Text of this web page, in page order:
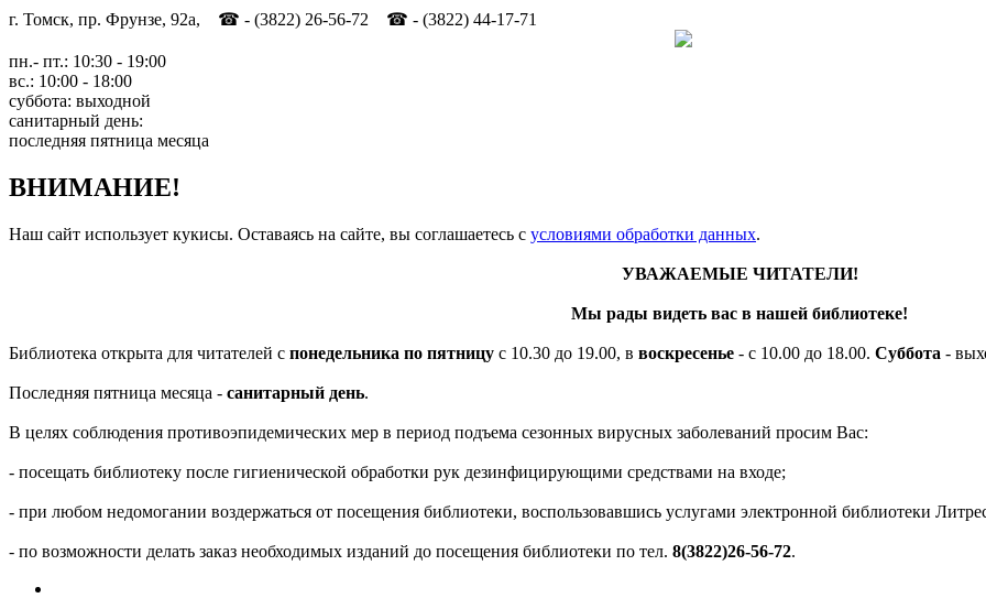
г. Томск, пр. Фрунзе, 92а, ☎ - (3822) 26-56-72 ☎ - (3822) 44-17-71
пн.- пт.: 10:30 - 19:00
вс.: 10:00 - 18:00
суббота: выходной
санитарный день:
последняя пятница месяца
ВНИМАНИЕ!
Наш сайт использует кукисы. Оставаясь на сайте, вы соглашаетесь c условиями обработки данных.
УВАЖАЕМЫЕ ЧИТАТЕЛИ!
Мы рады видеть вас в нашей библиотеке!
Библиотека открыта для читателей с понедельника по пятницу с 10.30 до 19.00, в воскресенье - с 10.00 до 18.00. Суббота -
Последняя пятница месяца - санитарный день.
В целях соблюдения противоэпидемических мер в период подъема сезонных вирусных заболеваний просим Вас:
- посещать библиотеку после гигиенической обработки рук дезинфицирующими средствами на входе;
- при любом недомогании воздержаться от посещения библиотеки, воспользовавшись услугами электронной библиотеки
- по возможности делать заказ необходимых изданий до посещения библиотеки по тел. 8(3822)26-56-72.